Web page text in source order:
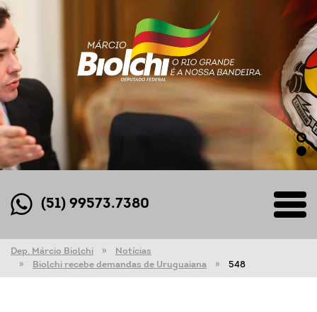
(51) 99573.7380
Dep. Márcio Biolchi
Notícias
Biolchi recebe demandas de Uruguaiana
548